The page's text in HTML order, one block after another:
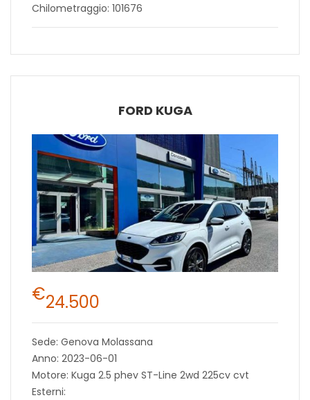
Chilometraggio: 101676
FORD KUGA
€24.500
Sede: Genova Molassana
Anno: 2023-06-01
Motore: Kuga 2.5 phev ST-Line 2wd 225cv cvt
Esterni: